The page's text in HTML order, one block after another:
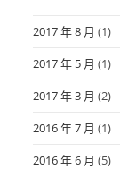
2017 年 8 月 (1)
2017 年 5 月 (1)
2017 年 3 月 (2)
2016 年 7 月 (1)
2016 年 6 月 (5)